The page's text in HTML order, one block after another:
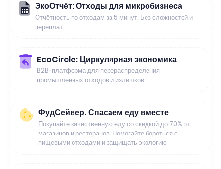
ЭкоОтчёт: Отходы для микробизнеса
Отчётность по отходам за 5 минут. Без сложностей и
переплат
EcoCircle: Циркулярная экономика
B2B-платформа для перераспределения
промышленных отходов и излишков
ФудСейвер. Спасаем еду вместе
Покупайте качественную еду со скидкой до 70% от
магазинов и ресторанов. Помогайте бороться с
пищевыми отходами и защищать экологию